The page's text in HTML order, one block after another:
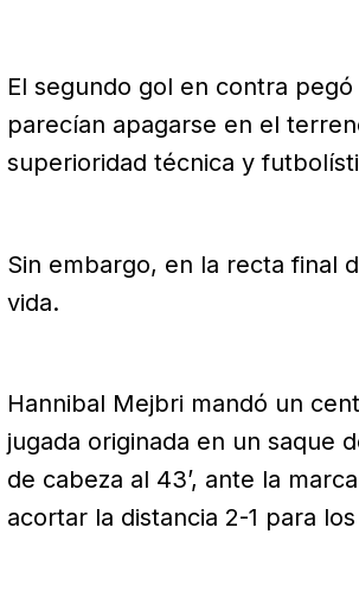
El segundo gol en contra
parecían apagarse en el
superioridad técnica y
Sin embargo, en la recta final
vida.
Hannibal Mejbri mandó un
jugada originada en un saque
de cabeza al 43’, ante la
acortar la distancia 2-1 para